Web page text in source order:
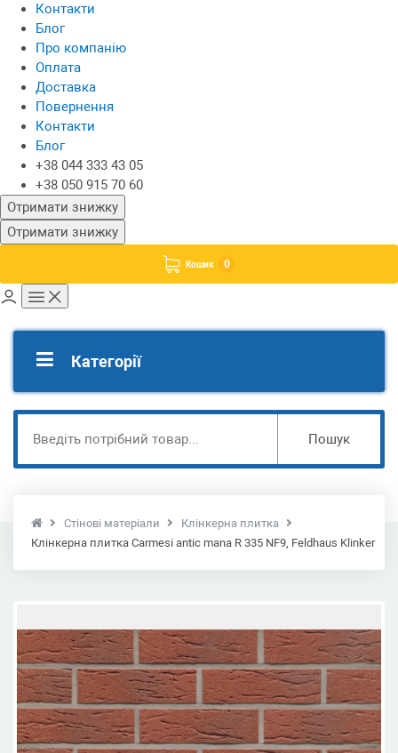
Контакти
Блог
Про компанію
Оплата
Доставка
Повернення
Контакти
Блог
+38 044 333 43 05
+38 050 915 70 60
Отримати знижку
Отримати знижку
Кошик 0
Категорії
Пошук
Стінові матеріали
Клінкерна плитка
Клінкерна плитка Carmesi antic mana R 335 NF9, Feldhaus Klinker